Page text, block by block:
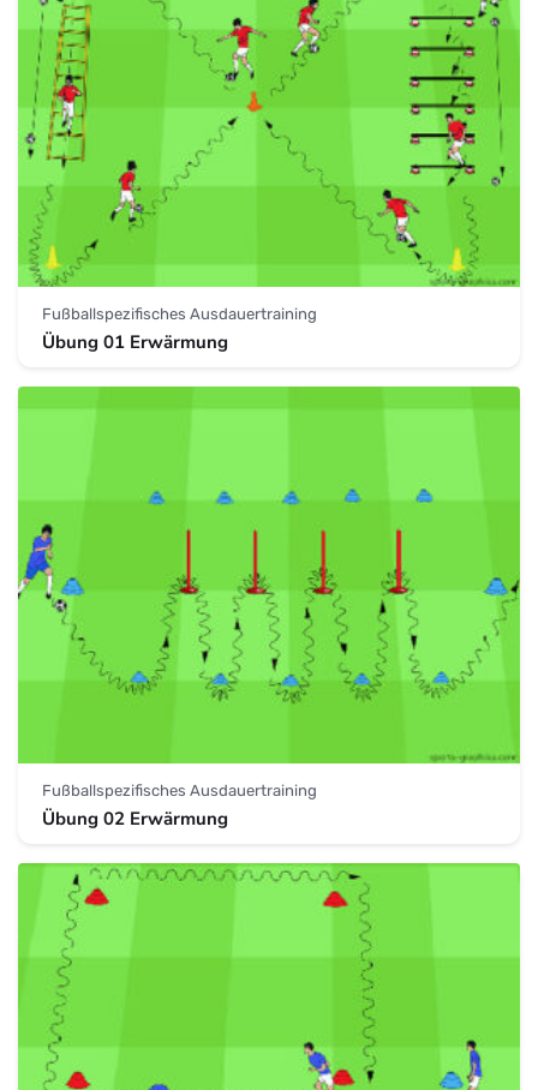
Fußballspezifisches Ausdauertraining
Übung 01 Erwärmung
Fußballspezifisches Ausdauertraining
Übung 02 Erwärmung